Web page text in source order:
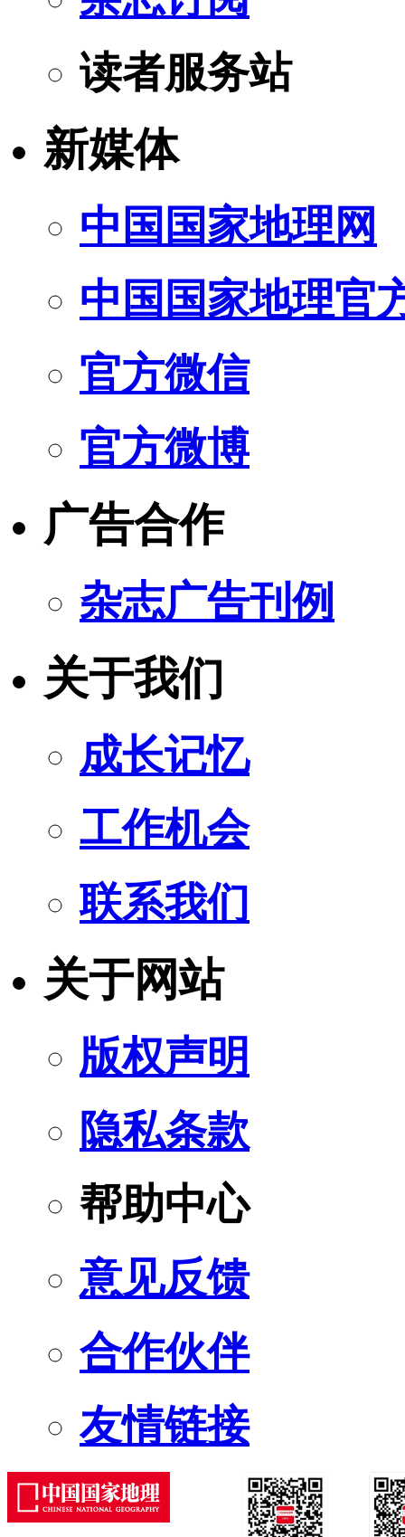
读者服务站
新媒体
中国国家地理网
中国国家地理官
官方微信
官方微博
广告合作
杂志广告刊例
关于我们
成长记忆
工作机会
联系我们
关于网站
版权声明
隐私条款
帮助中心
意见反馈
合作伙伴
友情链接